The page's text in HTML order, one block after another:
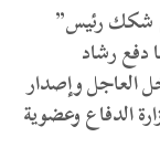
شكك رئيس”
دفع رشاد
العاجل وإصدار
الدفاع وعضوية